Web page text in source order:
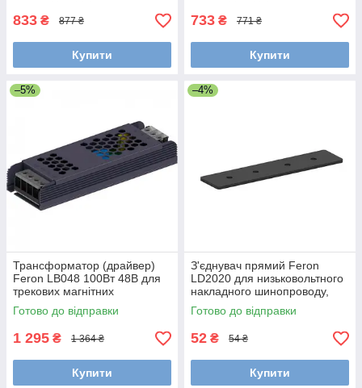
833 ₴ 877 ₴
Купити
733 ₴ 771 ₴
Купити
–5%
Трансформатор (драйвер)
Feron LB048 100Вт 48В для
трекових магнітних
світильників
Готово до відправки
1 295 ₴ 1 364 ₴
Купити
–4%
З'єднувач прямий Feron
LD2020 для низьковольтного
накладного шинопроводу,
чорний
Готово до відправки
52 ₴ 54 ₴
Купити